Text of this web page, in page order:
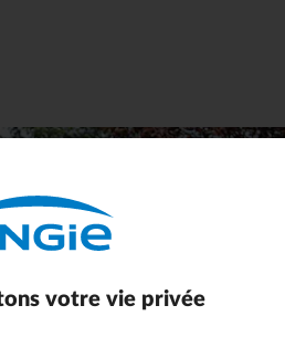
4 étapes
votre vie privée